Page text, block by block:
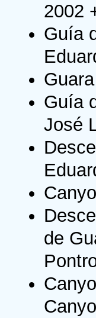
2002
Guía
Guía
José
de